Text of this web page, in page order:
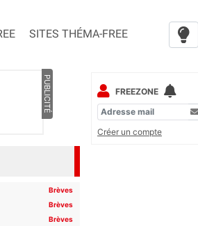
SITES THÉMA-FREE
PUBLICITÉ
Brèves
Brèves
Brèves
FREEZONE
Créer un compte